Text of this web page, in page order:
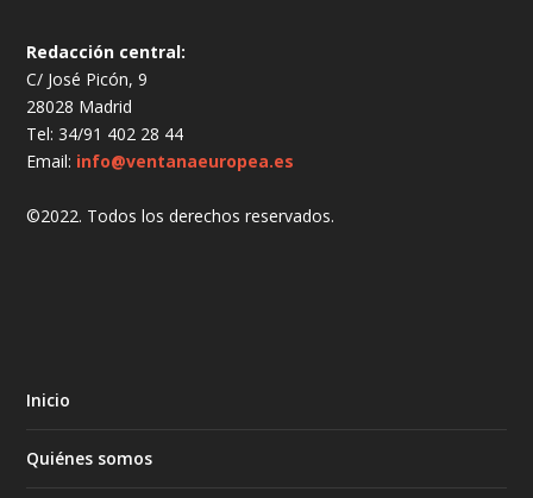
Redacción central:
C/ José Picón, 9
28028 Madrid
Tel: 34/91 402 28 44
Email: info@ventanaeuropea.es
©2022. Todos los derechos reservados.
Inicio
Quiénes somos